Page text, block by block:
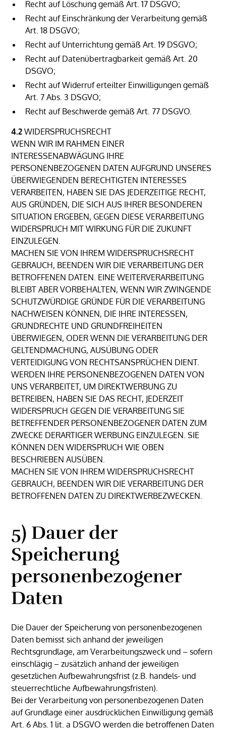
Recht auf Löschung gemäß Art. 17 DSGVO;
Recht auf Einschränkung der Verarbeitung gemäß
Art. 18 DSGVO;
Recht auf Unterrichtung gemäß Art. 19 DSGVO;
Recht auf Datenübertragbarkeit gemäß Art. 20
DSGVO;
Recht auf Widerruf erteilter Einwilligungen gemäß
Art. 7 Abs. 3 DSGVO;
Recht auf Beschwerde gemäß Art. 77 DSGVO.
4.2 WIDERSPRUCHSRECHT
WENN WIR IM RAHMEN EINER
INTERESSENABWÄGUNG IHRE
PERSONENBEZOGENEN DATEN AUFGRUND UNSERES
ÜBERWIEGENDEN BERECHTIGTEN INTERESSES
VERARBEITEN, HABEN SIE DAS JEDERZEITIGE RECHT,
AUS GRÜNDEN, DIE SICH AUS IHRER BESONDEREN
SITUATION ERGEBEN, GEGEN DIESE VERARBEITUNG
WIDERSPRUCH MIT WIRKUNG FÜR DIE ZUKUNFT
EINZULEGEN.
MACHEN SIE VON IHREM WIDERSPRUCHSRECHT
GEBRAUCH, BEENDEN WIR DIE VERARBEITUNG DER
BETROFFENEN DATEN. EINE WEITERVERARBEITUNG
BLEIBT ABER VORBEHALTEN, WENN WIR ZWINGENDE
SCHUTZWÜRDIGE GRÜNDE FÜR DIE VERARBEITUNG
NACHWEISEN KÖNNEN, DIE IHRE INTERESSEN,
GRUNDRECHTE UND GRUNDFREIHEITEN
ÜBERWIEGEN, ODER WENN DIE VERARBEITUNG DER
GELTENDMACHUNG, AUSÜBUNG ODER
VERTEIDIGUNG VON RECHTSANSPRÜCHEN DIENT.
WERDEN IHRE PERSONENBEZOGENEN DATEN VON
UNS VERARBEITET, UM DIREKTWERBUNG ZU
BETREIBEN, HABEN SIE DAS RECHT, JEDERZEIT
WIDERSPRUCH GEGEN DIE VERARBEITUNG SIE
BETREFFENDER PERSONENBEZOGENER DATEN ZUM
ZWECKE DERARTIGER WERBUNG EINZULEGEN. SIE
KÖNNEN DEN WIDERSPRUCH WIE OBEN
BESCHRIEBEN AUSÜBEN.
MACHEN SIE VON IHREM WIDERSPRUCHSRECHT
GEBRAUCH, BEENDEN WIR DIE VERARBEITUNG DER
BETROFFENEN DATEN ZU DIREKTWERBEZWECKEN.
5) Dauer der
Speicherung
personenbezogener
Daten
Die Dauer der Speicherung von personenbezogenen
Daten bemisst sich anhand der jeweiligen
Rechtsgrundlage, am Verarbeitungszweck und – sofern
einschlägig – zusätzlich anhand der jeweiligen
gesetzlichen Aufbewahrungsfrist (z.B. handels- und
steuerrechtliche Aufbewahrungsfristen).
Bei der Verarbeitung von personenbezogenen Daten
auf Grundlage einer ausdrücklichen Einwilligung gemäß
Art. 6 Abs. 1 lit. a DSGVO werden die betroffenen Daten